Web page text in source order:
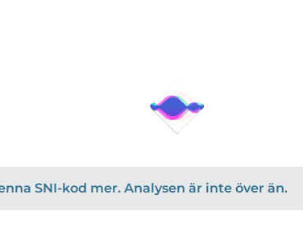
SNI-kod mer. Analysen är inte över än.